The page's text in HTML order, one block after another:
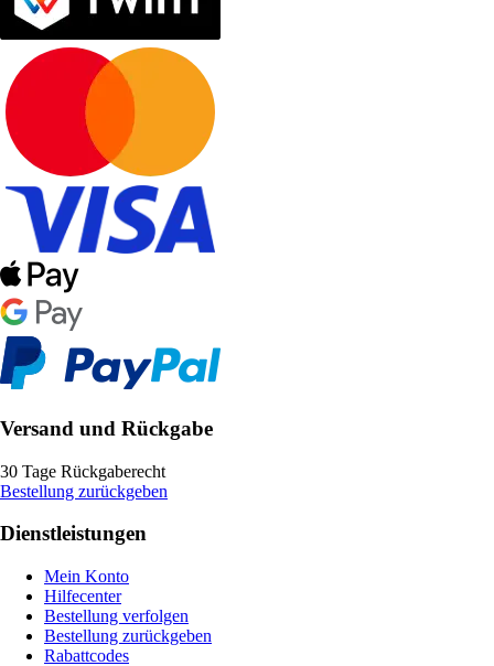
Versand und Rückgabe
30 Tage Rückgaberecht
Bestellung zurückgeben
Dienstleistungen
Mein Konto
Hilfecenter
Bestellung verfolgen
Bestellung zurückgeben
Rabattcodes